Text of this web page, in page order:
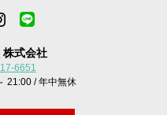
株式会社
6651
21:00 / 年中無休